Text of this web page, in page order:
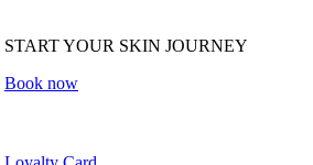
START YOUR SKIN JOURNEY
Book now